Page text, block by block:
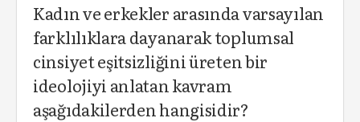
Kadın ve erkekler arasında varsayılan
farklılıklara dayanarak toplumsal
cinsiyet eşitsizliğini üreten bir
ideolojiyi anlatan kavram
aşağıdakilerden hangisidir?